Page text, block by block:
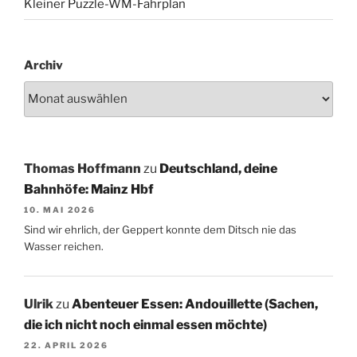
Kleiner Puzzle-WM-Fahrplan
Archiv
Thomas Hoffmann zu Deutschland, deine
Bahnhöfe: Mainz Hbf
10. MAI 2026
Sind wir ehrlich, der Geppert konnte dem Ditsch nie das
Wasser reichen.
Ulrikzu Abenteuer Essen: Andouillette (Sachen,
die ich nicht noch einmal essen möchte)
22. APRIL 2026